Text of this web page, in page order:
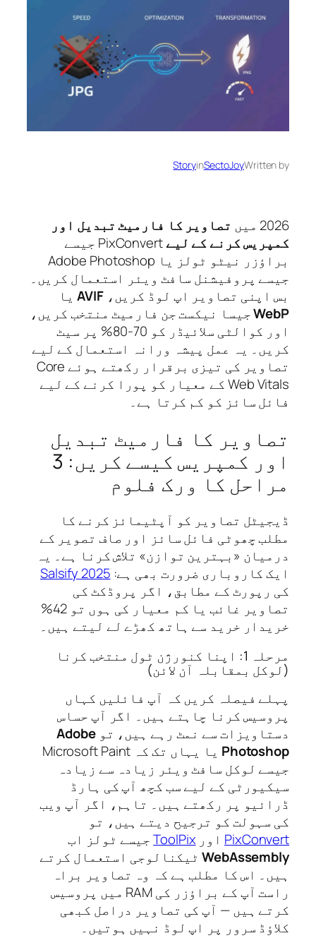
SectoJoy
in
Story
تصاویر کا فارمیٹ تبدیل اور
کرنے کے لیے
PixConvert جیسے
براؤزر نیٹو ٹولز یا Adobe Photoshop
پروفیشنل سافٹ ویئر استعمال کریں۔
تصاویر اپ لوڈ کریں، AVIFیا
جیسا نیکست جن فارمیٹ منتخب کریں،
اور کوالٹی سلائیڈر کو 70-80% پر سیٹ
یہ عمل پیشہ ورانہ استعمال کے لیے
تصاویر کی تیزی برقرار رکھتے ہوئے Core
Web Vitals کے معیار کو پورا کرنے کے لیے
سائز کو کم کرتا ہے۔
کا فارمیٹ تبدیل
اور کمپریس کیسے کریں: 3
کا ورک فلوم
تصاویر کو آپٹیمائز کرنے کا
چھوٹی فائل سائز اور صاف تصویر کے
«بہترین توازن» تلاش کرنا ہے۔ یہ
کاروباری ضرورت بھی ہے:Salsify 2025
کے مطابق، اگر پروڈکٹ کی
تصاویر غائب یا کم معیار کی ہوں تو 42%
خرید سے ہاتھ کھڑے لے لیتے ہیں۔
مرحلہ 1: اپنا کنورژن ٹول منتخب کرنا
بمقابلہ آن لائن)
فیصلہ کریں کہ آپ فائلیں کہاں
کرنا چاہتے ہیں۔ اگر آپ حساس
سے نمٹ رہے ہیں، توAdobe
یا یہاں تک کہ Microsoft Paint
لوکل سافٹ ویئر زیادہ سے زیادہ
کے لیے سب کچھ آپ کی ہارڈ
پر رکھتے ہیں۔ تاہم، اگر آپ ویب
کو ترجیح دیتے ہیں، تو
اورToolPix جیسے ٹولز اب
ٹیکنالوجی استعمال کرتے
اس کا مطلب ہے کہ وہ تصاویر براہ
راست آپ کے براؤزر کی RAM میں پروسیس
ہیں — آپ کی تصاویر دراصل کبھی
سرور پر اپ لوڈ نہیں ہوتیں۔